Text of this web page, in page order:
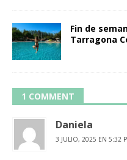
Fin de
Tarragona
1 COMMENT
Daniela
3 JULIO, 2025 EN 5:32